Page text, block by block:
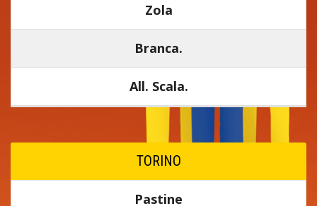
Zola
Branca.
All. Scala.
TORINO
Pastine